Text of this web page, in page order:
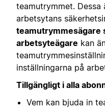
teamutrymmet.
arbetsytans
teamutrymmesägare
arbetsyteägare kan
inställningarna på
Tillgängligt i alla
Vem kan bjuda in